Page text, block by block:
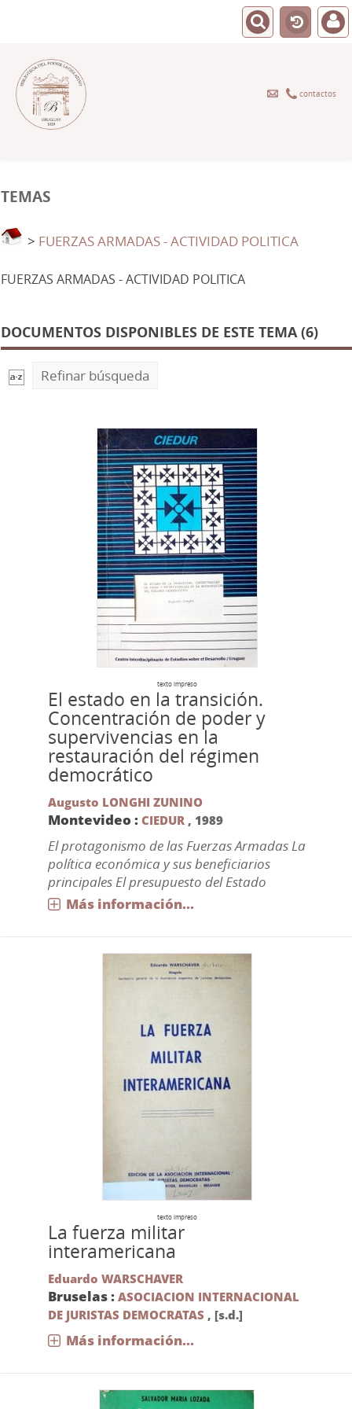
contactos
TEMAS
> FUERZAS ARMADAS - ACTIVIDAD POLITICA
FUERZAS ARMADAS - ACTIVIDAD POLITICA
DOCUMENTOS DISPONIBLES DE ESTE TEMA (6)
Refinar búsqueda
texto impreso
El estado en la transición.
Concentración de poder y
supervivencias en la
restauración del régimen
democrático
Augusto LONGHI ZUNINO
Montevideo : CIEDUR, 1989
El protagonismo de las Fuerzas Armadas La
política económica y sus beneficiarios
principales El presupuesto del Estado
Más información...
texto impreso
La fuerza militar
interamericana
Eduardo WARSCHAVER
Bruselas : ASOCIACION INTERNACIONAL
DE JURISTAS DEMOCRATAS , [s.d.]
Más información...